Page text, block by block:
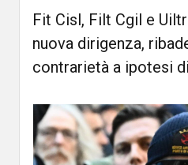
Fit Cisl, Filt Cgil e
nuova dirigenza,
contrarietà a ipotesi